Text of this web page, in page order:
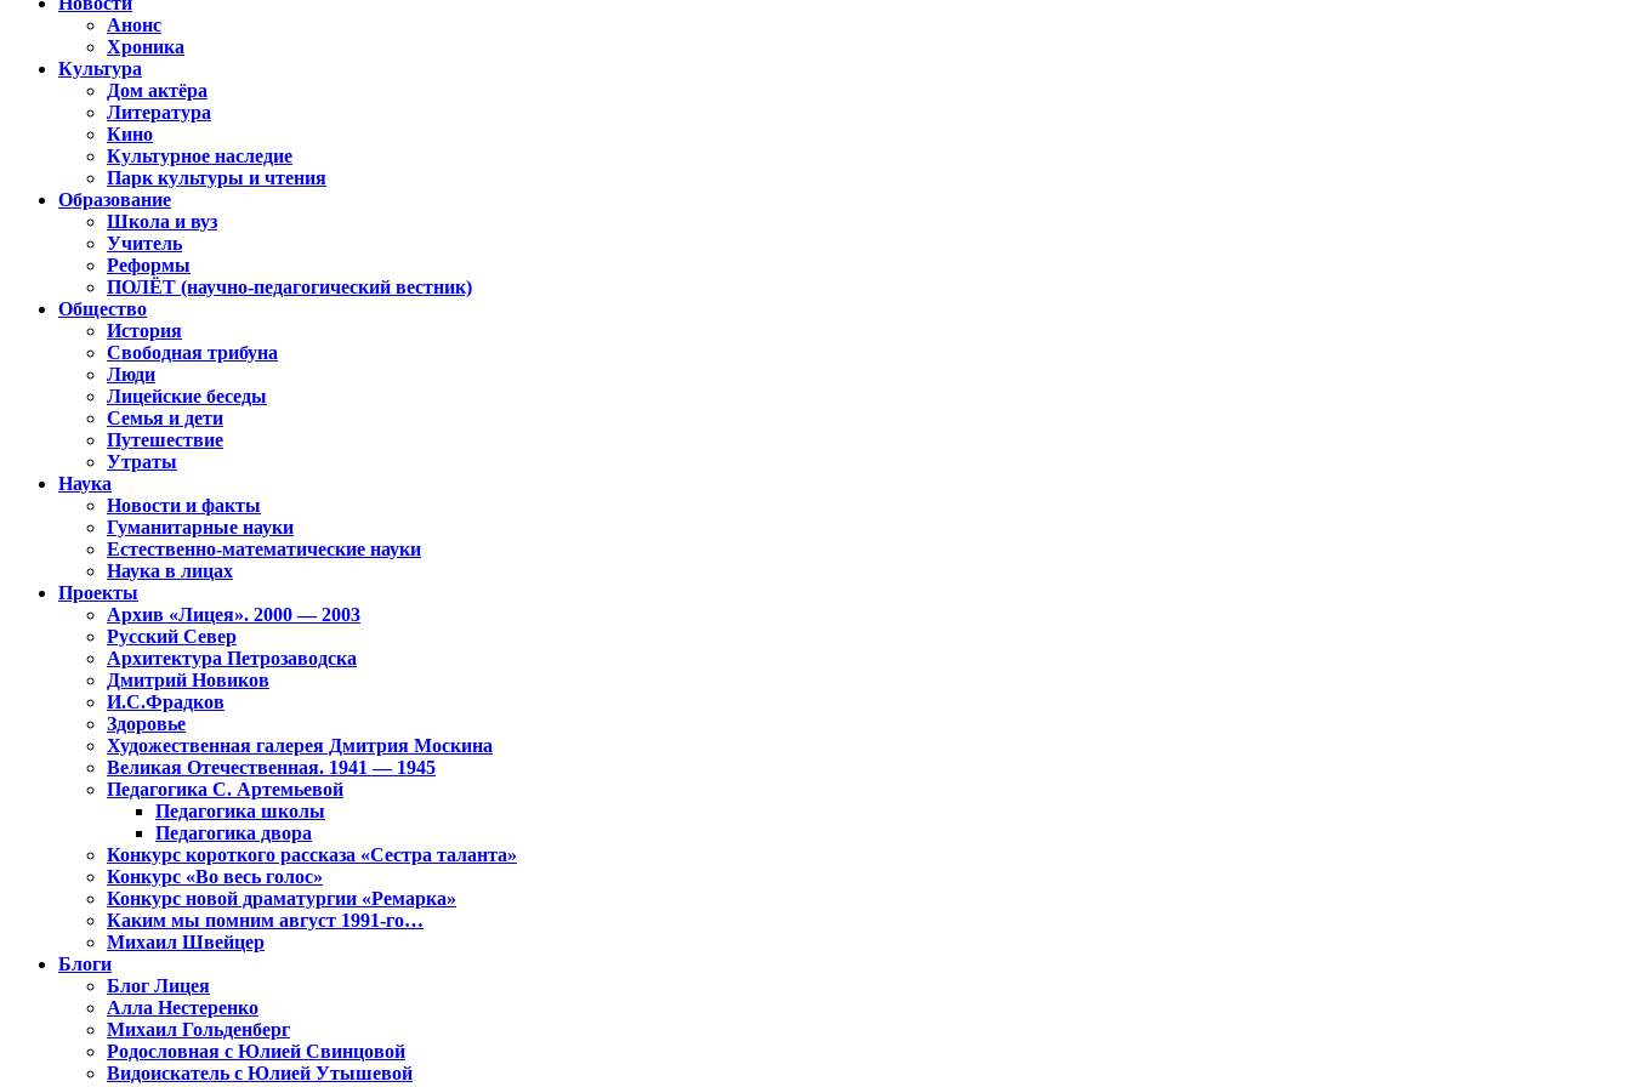
Анонс
Хроника
Культура
Дом актёра
Литература
Кино
Культурное наследие
Парк культуры и чтения
Образование
Школа и вуз
Учитель
Реформы
ПОЛЁТ (научно-педагогический вестник)
Общество
История
Свободная трибуна
Люди
Лицейские беседы
Семья и дети
Путешествие
Утраты
Наука
Новости и факты
Гуманитарные науки
Естественно-математические науки
Наука в лицах
Проекты
Архив «Лицея». 2000 — 2003
Русский Север
Архитектура Петрозаводска
Дмитрий Новиков
И.С.Фрадков
Здоровье
Художественная галерея Дмитрия Москина
Великая Отечественная. 1941 — 1945
Педагогика С. Артемьевой
Педагогика школы
Педагогика двора
Конкурс короткого рассказа «Сестра таланта»
Конкурс «Во весь голос»
Конкурс новой драматургии «Ремарка»
Каким мы помним август 1991-го…
Михаил Швейцер
Блоги
Блог Лицея
Алла Нестеренко
Михаил Гольденберг
Родословная с Юлией Свинцовой
Видоискатель с Юлией Утышевой